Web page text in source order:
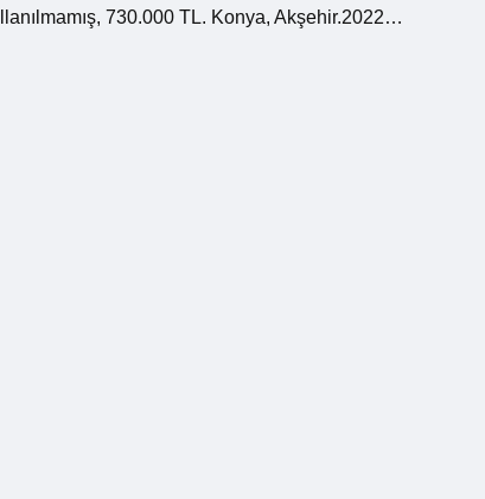
730.000 TL. Konya, Akşehir.2022…